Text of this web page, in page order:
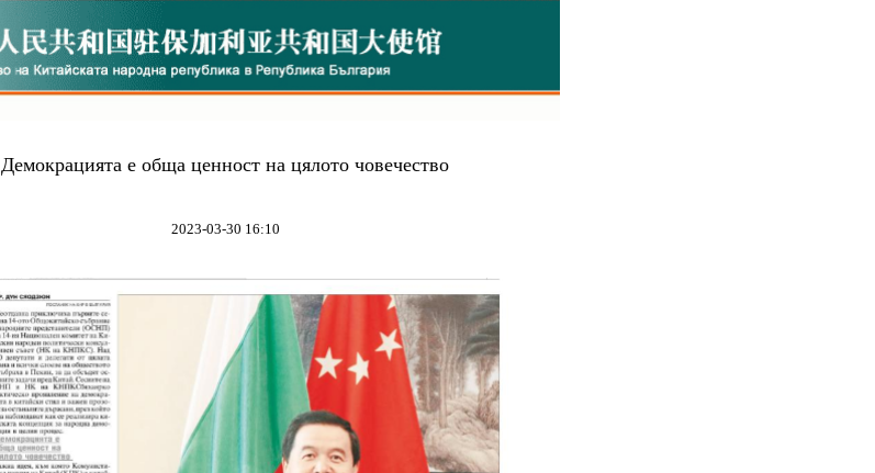
Демокрацията е обща ценност на цялото човечество
2023-03-30 16:10